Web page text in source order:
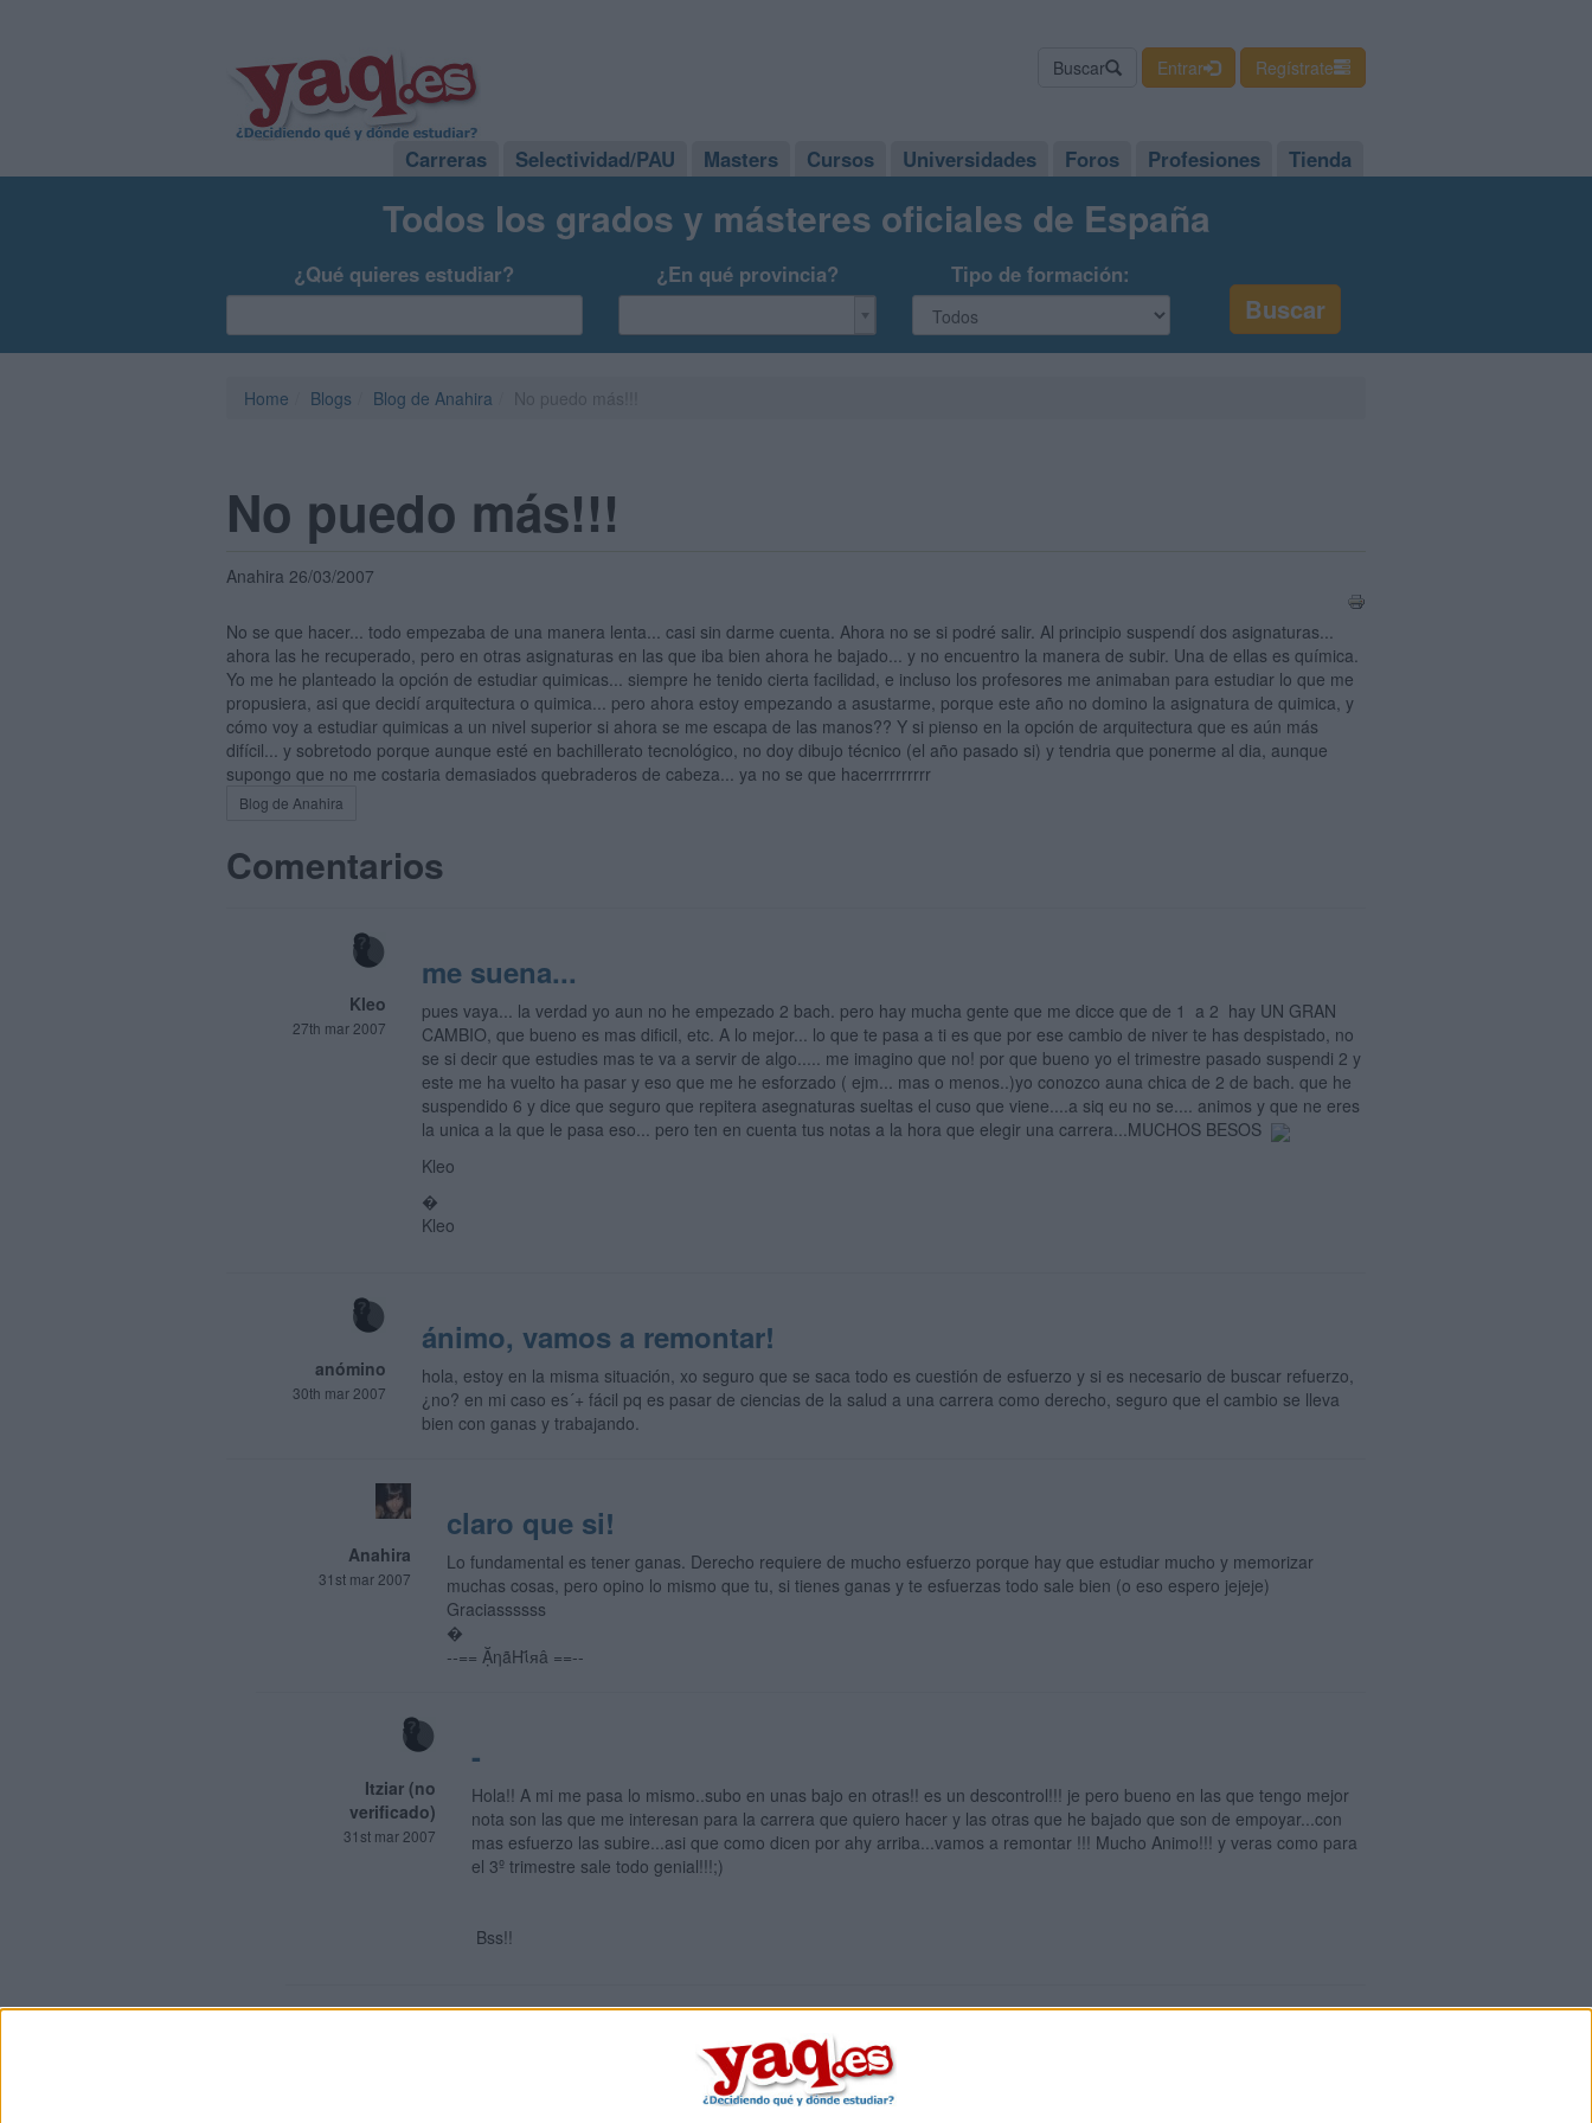
Buscar Entrar Regístrate
Carreras Selectividad/PAU Masters Cursos Universidades Foros Profesiones Tienda
Todos los grados y másteres oficiales de España
¿Qué quieres estudiar? ¿En qué provincia? Tipo de formación:
Home Blogs Blog de Anahira
No puedo más!!!
Anahira 26/03/2007
No se que hacer... todo empezaba de una manera lenta... casi sin darme cuenta. Ahora no se si podré salir. Al principio suspendí dos asignaturas...
ahora las he recuperado, pero en otras asignaturas en las que iba bien ahora he bajado... y no encuentro la manera de subir. Una de ellas es química.
Yo me he planteado la opción de estudiar quimicas... siempre he tenido cierta facilidad, e incluso los profesores me animaban para estudiar lo que me
propusiera, asi que decidí arquitectura o quimica... pero ahora estoy empezando a asustarme, porque este año no domino la asignatura de quimica, y
cómo voy a estudiar quimicas a un nivel superior si ahora se me escapa de las manos?? Y si pienso en la opción de arquitectura que es aún más
difícil... y sobretodo porque aunque esté en bachillerato tecnológico, no doy dibujo técnico (el año pasado si) y tendria que ponerme al dia, aunque
supongo que no me costaria demasiados quebraderos de cabeza... ya no se que hacerrrrrrrrr
Blog de Anahira
Comentarios
Kleo
27th mar 2007
me suena...
pues vaya... la verdad yo aun no he empezado 2 bach. pero hay mucha gente que me dicce que de 1 a 2 hay UN GRAN
CAMBIO, que bueno es mas dificil, etc. A lo mejor... lo que te pasa a ti es que por ese cambio de niver te has despistado, no
se si decir que estudies mas te va a servir de algo..... me imagino que no! por que bueno yo el trimestre pasado suspendi 2 y
este me ha vuelto ha pasar y eso que me he esforzado ( ejm... mas o menos..)yo conozco auna chica de 2 de bach. que he
suspendido 6 y dice que seguro que repitera asegnaturas sueltas el cuso que viene....a siq eu no se.... animos y que ne eres
la unica a la que le pasa eso... pero ten en cuenta tus notas a la hora que elegir una carrera...MUCHOS BESOS
Kleo
�
Kleo
anómino
30th mar 2007
ánimo, vamos a remontar!
hola, estoy en la misma situación, xo seguro que se saca todo es cuestión de esfuerzo y si es necesario de buscar refuerzo,
¿no? en mi caso es´+ fácil pq es pasar de ciencias de la salud a una carrera como derecho, seguro que el cambio se lleva
bien con ganas y trabajando.
Anahira
31st mar 2007
claro que si!
Lo fundamental es tener ganas. Derecho requiere de mucho esfuerzo porque hay que estudiar mucho y memorizar
muchas cosas, pero opino lo mismo que tu, si tienes ganas y te esfuerzas todo sale bien (o eso espero jejeje)
Graciassssss
�
--== ẶηãHΐяâ ==--
Itziar (no
verificado)
31st mar 2007
-
Hola!! A mi me pasa lo mismo..subo en unas bajo en otras!! es un descontrol!!! je pero bueno en las que tengo mejor
nota son las que me interesan para la carrera que quiero hacer y las otras que he bajado que son de empoyar...con
mas esfuerzo las subire...asi que como dicen por ahy arriba...vamos a remontar !!! Mucho Animo!!! y veras como para
el 3º trimestre sale todo genial!!!;)
Bss!!